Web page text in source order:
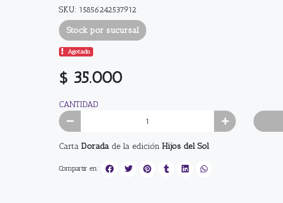
SKU: 15856242537912
Stock por sucursal
Agotado.
$ 35.000
CANTIDAD
Carta Dorada de la edición Hijos del Sol
Compartir en: